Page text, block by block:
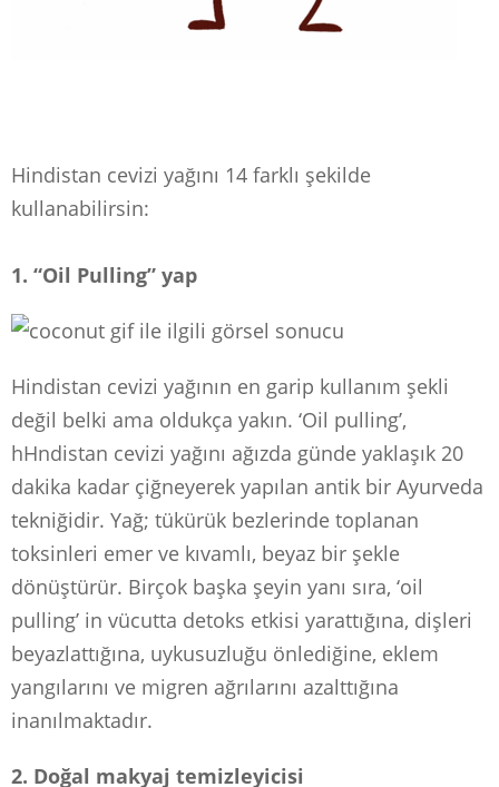
Hindistan cevizi yağını 14 farklı şekilde
kullanabilirsin:
1. “Oil Pulling” yap
Hindistan cevizi yağının en garip kullanım şekli
değil belki ama oldukça yakın. ‘Oil pulling’,
hHndistan cevizi yağını ağızda günde yaklaşık 20
dakika kadar çiğneyerek yapılan antik bir Ayurveda
tekniğidir. Yağ; tükürük bezlerinde toplanan
toksinleri emer ve kıvamlı, beyaz bir şekle
dönüştürür. Birçok başka şeyin yanı sıra, ‘oil
pulling’ in vücutta detoks etkisi yarattığına, dişleri
beyazlattığına, uykusuzluğu önlediğine, eklem
yangılarını ve migren ağrılarını azalttığına
inanılmaktadır.
2. Doğal makyaj temizleyicisi